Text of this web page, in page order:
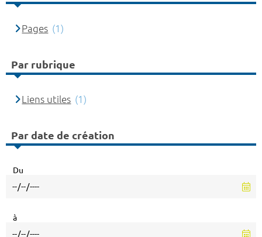
Pages (1)
Par rubrique
Liens utiles (1)
Par date de création
Du
à